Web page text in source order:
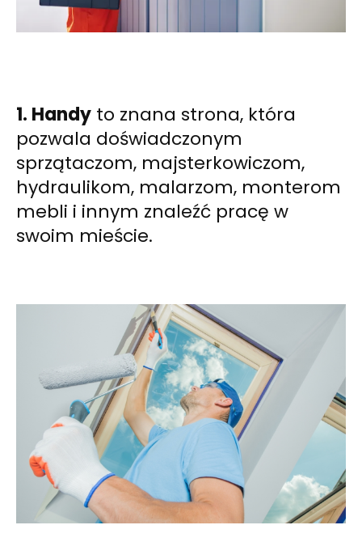
1. Handy to znana strona, która
pozwala doświadczonym
sprzątaczom, majsterkowiczom,
hydraulikom, malarzom, monterom
mebli i innym znaleźć pracę w
swoim mieście.